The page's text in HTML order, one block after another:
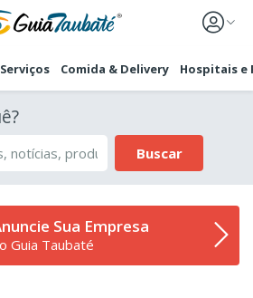
Comida & Delivery Hospitais e
Buscar
Sua Empresa
Guia Taubaté